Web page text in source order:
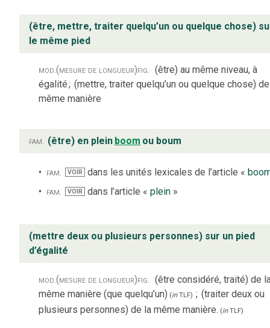
(être, mettre, traiter quelqu’un ou quelque chose)
le même pied
mod. (mesure de longueur)fig.
(être) au même niveau, à
égalité; (mettre, traiter quelqu’un ou quelque chose)
même manière
fam. (être) en plein boom ou boum
fam. VOIR dans les unités lexicales de l’article «
fam.
VOIR dans l’article « plein»
(mettre deux ou plusieurs personnes) sur un pied
d’égalité
mod. (mesure de longueur)fig.
(être considéré, traité) de
même manière (que quelqu’un) (inTLF) ; (traiter deux ou
plusieurs personnes) de la même manière. (inTLF)